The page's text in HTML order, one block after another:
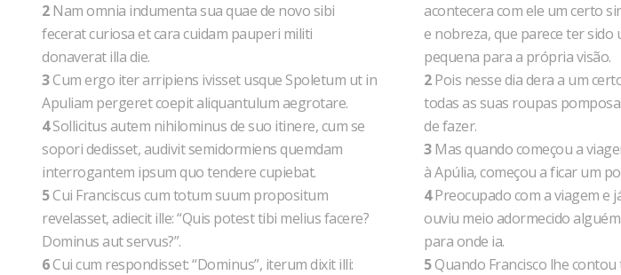
2Nam omnia indumenta sua quae de novo sibi
fecerat curiosa et cara cuidam pauperi militi
donaverat illa die.
3Cum ergo iter arripiens ivisset usque Spoletum ut in
Apuliam pergeret coepit aliquantulum aegrotare.
4Sollicitus autem nihilominus de suo itinere, cum se
sopori dedisset, audivit semidormiens quemdam
interrogantem ipsum quo tendere cupiebat.
5Cui Franciscus cum totum suum propositum
revelasset, adiecit ille: “Quis potest tibi melius facere?
Dominus aut servus?”.
6Cui cum respondisset: “Dominus”, iterum dixit illi:
acontecera com ele um certo
e nobreza, que parece ter sido
pequena para a própria visão.
2Pois nesse dia dera a um
todas as suas roupas
de fazer.
3Mas quando começou a
à Apúlia, começou a ficar um
4Preocupado com a viagem e
ouviu meio adormecido
para onde ia.
5Quando Francisco lhe